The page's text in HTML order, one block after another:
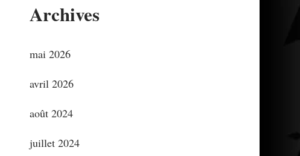
Archives
mai 2026
avril 2026
août 2024
juillet 2024